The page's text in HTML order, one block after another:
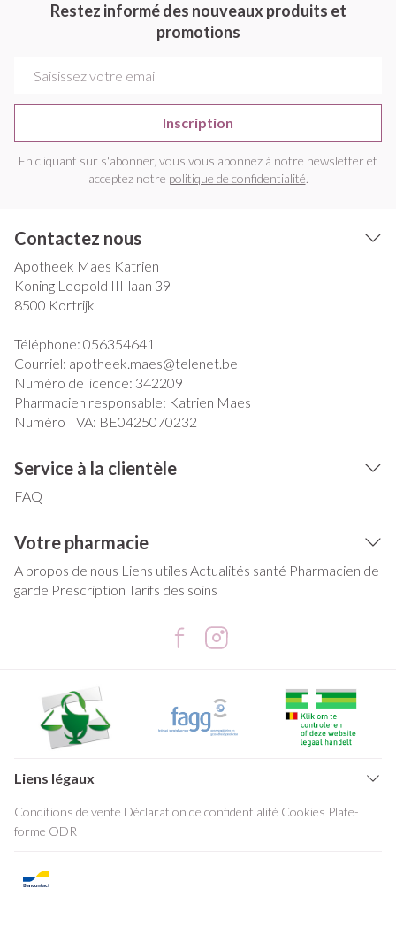
Restez informé des nouveaux produits et
promotions
Inscription
En cliquant sur s'abonner, vous vous abonnez à notre newsletter et
acceptez notre politique de confidentialité.
Contactez nous
Apotheek Maes Katrien
Koning Leopold III-laan 39
8500 Kortrijk
Téléphone: 056354641
Courriel: apotheek.maes@telenet.be
Numéro de licence: 342209
Pharmacien responsable: Katrien Maes
Numéro TVA: BE0425070232
Service à la clientèle
FAQ
Votre pharmacie
A propos de nous Liens utiles Actualités santé Pharmacien de
garde Prescription Tarifs des soins
Liens légaux
Conditions de vente Déclaration de confidentialité Cookies Plate-
forme ODR